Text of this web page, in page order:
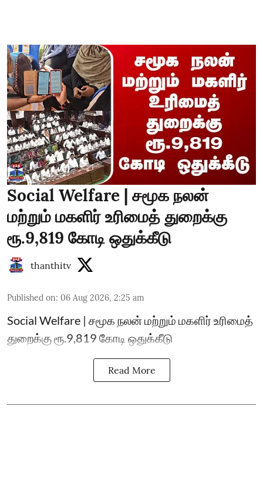
Social Welfare | சமூக நலன்
மற்றும் மகளிர் உரிமைத் துறைக்கு
ரூ.9,819 கோடி ஒதுக்கீடு
thanthitv
Published on: 06 Aug 2026, 2:25 am
Social Welfare | சமூக நலன் மற்றும் மகளிர் உரிமைத்
துறைக்கு ரூ.9,819 கோடி ஒதுக்கீடு
Read More